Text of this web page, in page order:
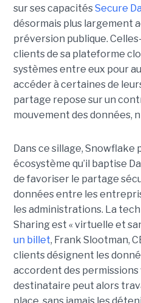
sur ses capacitésSecure
désormais plus largement
préversion publique.
clients de sa plateforme
systèmes entre eux pour
accéder à certaines de
partage repose sur un
mouvement des données,
Dans ce sillage,
écosystème qu’il baptise
de favoriser le partage
données entre les
les administrations. La
Sharing est « virtuelle et
un billet, Frank Slootman,
clients désignent les
accordent des permissions
destinataire peut alors